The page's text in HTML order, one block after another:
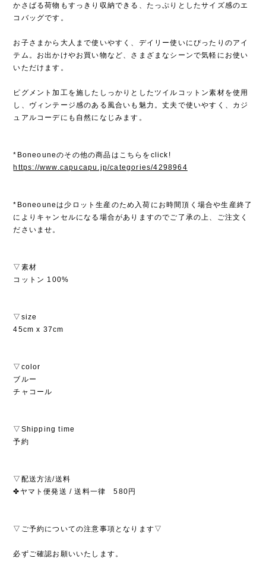
かさばる荷物もすっきり収納できる、たっぷりとしたサイズ感のエ
コバッグです。
お子さまから大人まで使いやすく、デイリー使いにぴったりのアイ
テム。お出かけやお買い物など、さまざまなシーンで気軽にお使い
いただけます。
ピグメント加工を施したしっかりとしたツイルコットン素材を使用
し、ヴィンテージ感のある風合いも魅力。丈夫で使いやすく、カジ
ュアルコーデにも自然になじみます。
*Boneouneのその他の商品はこちらをclick!
https://www.capucapu.jp/categories/4298964
*Boneouneは少ロット生産のため入荷にお時間頂く場合や生産終了
によりキャンセルになる場合がありますのでご了承の上、ご注文く
ださいませ。
▽素材
コットン 100%
▽size
45cm x 37cm
▽color
ブルー
チャコール
▽Shipping time
予約
▽配送方法/送料
✤ヤマト便発送 / 送料一律 580円
▽ご予約についての注意事項となります▽
必ずご確認お願いいたします。